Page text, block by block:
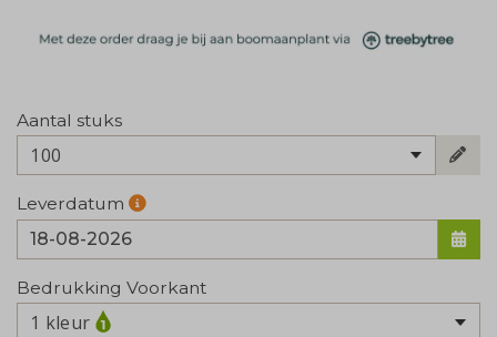
Aantal stuks
100
Leverdatum
Bedrukking Voorkant
1 kleur